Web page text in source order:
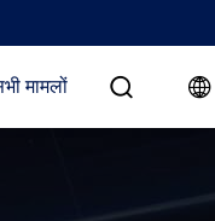
मामलों